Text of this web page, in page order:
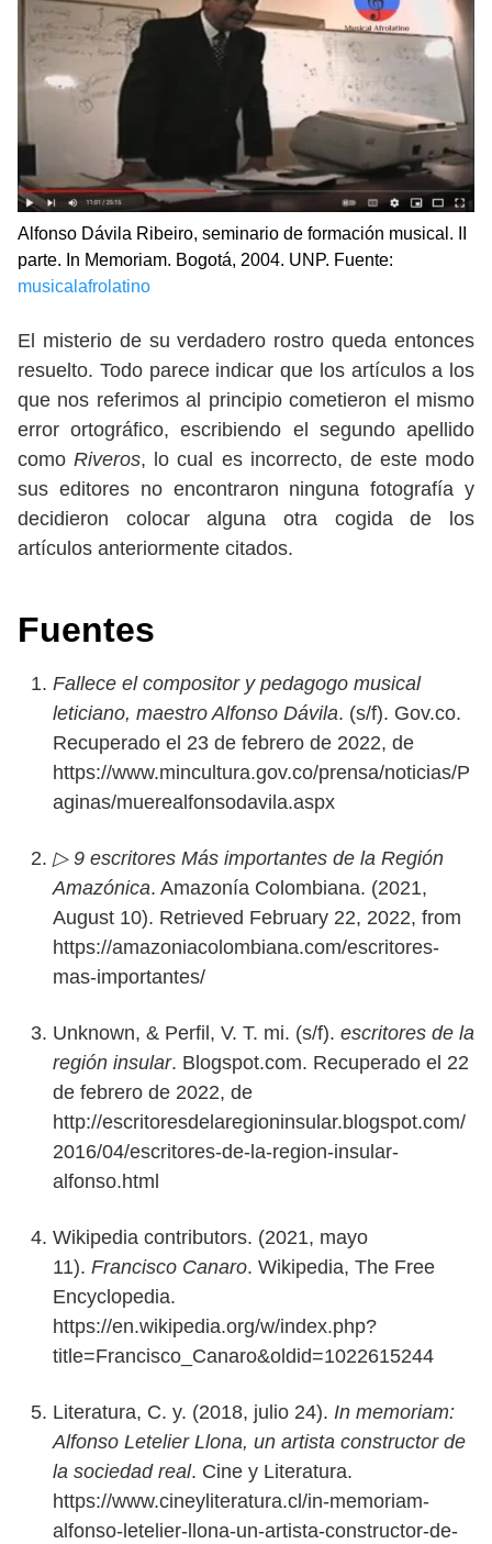
Alfonso Dávila Ribeiro, seminario de formación musical. II
parte. In Memoriam. Bogotá, 2004. UNP. Fuente:
musicalafrolatino
El misterio de su verdadero rostro queda entonces
resuelto. Todo parece indicar que los artículos a los
que nos referimos al principio cometieron el mismo
error ortográfico, escribiendo el segundo apellido
comoRiveros, lo cual es incorrecto, de este modo
sus editores no encontraron ninguna fotografía y
decidieron colocar alguna otra cogida de los
artículos anteriormente citados.
Fuentes
Fallece el compositor y pedagogo musical
leticiano, maestro Alfonso Dávila. (s/f). Gov.co.
Recuperado el 23 de febrero de 2022, de
https://www.mincultura.gov.co/prensa/noticias/P
aginas/muerealfonsodavila.aspx
▷ 9 escritores Más importantes de la Región
Amazónica. Amazonía Colombiana. (2021,
August 10). Retrieved February 22, 2022, from
https://amazoniacolombiana.com/escritores-
mas-importantes/
Unknown, & Perfil, V. T. mi. (s/f). escritores de la
región insular. Blogspot.com. Recuperado el 22
de febrero de 2022, de
http://escritoresdelaregioninsular.blogspot.com/
2016/04/escritores-de-la-region-insular-
alfonso.html
Wikipedia contributors. (2021, mayo
11). Francisco Canaro. Wikipedia, The Free
Encyclopedia.
https://en.wikipedia.org/w/index.php?
title=Francisco_Canaro&oldid=1022615244
Literatura, C. y. (2018, julio 24). In memoriam:
Alfonso Letelier Llona, un artista constructor de
la sociedad real. Cine y Literatura.
https://www.cineyliteratura.cl/in-memoriam-
alfonso-letelier-llona-un-artista-constructor-de-